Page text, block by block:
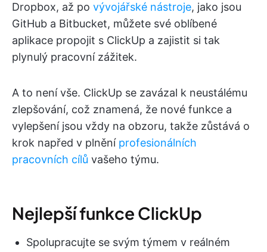
Dropbox, až po vývojářské nástroje, jako jsou
GitHub a Bitbucket, můžete své oblíbené
aplikace propojit s ClickUp a zajistit si tak
plynulý pracovní zážitek.
A to není vše. ClickUp se zavázal k neustálému
zlepšování, což znamená, že nové funkce a
vylepšení jsou vždy na obzoru, takže zůstává o
krok napřed v plnění profesionálních
pracovních cílů vašeho týmu.
Nejlepší funkce ClickUp
Spolupracujte se svým týmem v reálném